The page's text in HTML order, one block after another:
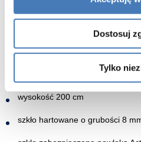
Dostosuj
Tylko
Metal, z którego jest wykonany,
Cechy kabiny prysznicowej
Trendy:
wymiary kabiny 110x120 cm
wysokość 200 cm
szkło hartowane o grubości 8